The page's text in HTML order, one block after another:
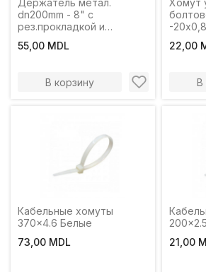
Держатель метал.
dn200mm - 8" с
рез.прокладкой и
55,00 MDL
В корзину
Хомут
-
22,00
В
Кабельные хомуты
370x4.6 Белые
73,00 MDL
21,00